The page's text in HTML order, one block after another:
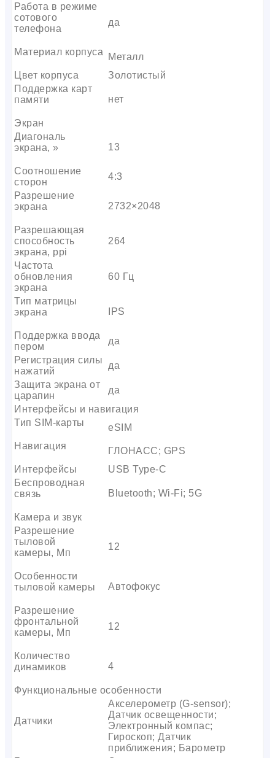
Работа в режиме
сотового
телефона
да
Материал корпуса
Металл
Цвет корпуса
Золотистый
Поддержка карт
памяти
нет
Экран
Диагональ
экрана, »
13
Соотношение
сторон
4:3
Разрешение
экрана
2732×2048
Разрешающая
способность
экрана, ppi
264
Частота
обновления
экрана
60 Гц
Тип матрицы
экрана
IPS
Поддержка ввода
пером
да
Регистрация силы
нажатий
да
Защита экрана от
царапин
да
Интерфейсы и навигация
Тип SIM-карты
eSIM
Навигация
ГЛОНАСС; GPS
Интерфейсы
USB Type-C
Беспроводная
связь
Bluetooth; Wi-Fi; 5G
Камера и звук
Разрешение
тыловой
камеры, Мп
12
Особенности
тыловой камеры
Автофокус
Разрешение
фронтальной
камеры, Мп
12
Количество
динамиков
4
Функциональные особенности
Датчики
Акселерометр (G-sensor);
Датчик освещенности;
Электронный компас;
Гироскоп; Датчик
приближения; Барометр